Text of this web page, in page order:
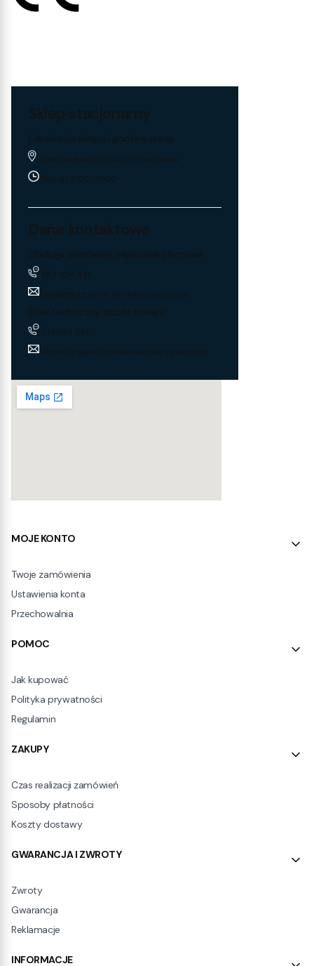
Sklep stacjonarny
Lokalizacja sklepu i godziny pracy
Trakt Lubelski 195, 04-667 Warszawa
Pon-pt: 8:00 - 17:00
Dane kontaktowe
Obsługa zamówień, zapytania ofertowe
884 024 451
sklep@hurtownia-wentylacyjna.com.pl
Dział techniczny, dobór towaru
574 694 534
techniczny@hurtownia-wentylacyjna.com.pl
Linki w stopce
MOJE KONTO
Twoje zamówienia
Ustawienia konta
Przechowalnia
POMOC
Jak kupować
Polityka prywatności
Regulamin
ZAKUPY
Czas realizacji zamówień
Sposoby płatności
Koszty dostawy
GWARANCJA I ZWROTY
Zwroty
Gwarancja
Reklamacje
INFORMACJE